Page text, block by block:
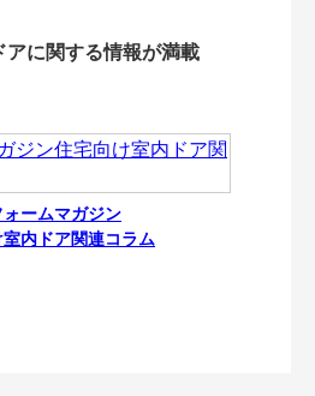
アに関する情報が満載
ォームマガジン
内ドア関連コラム